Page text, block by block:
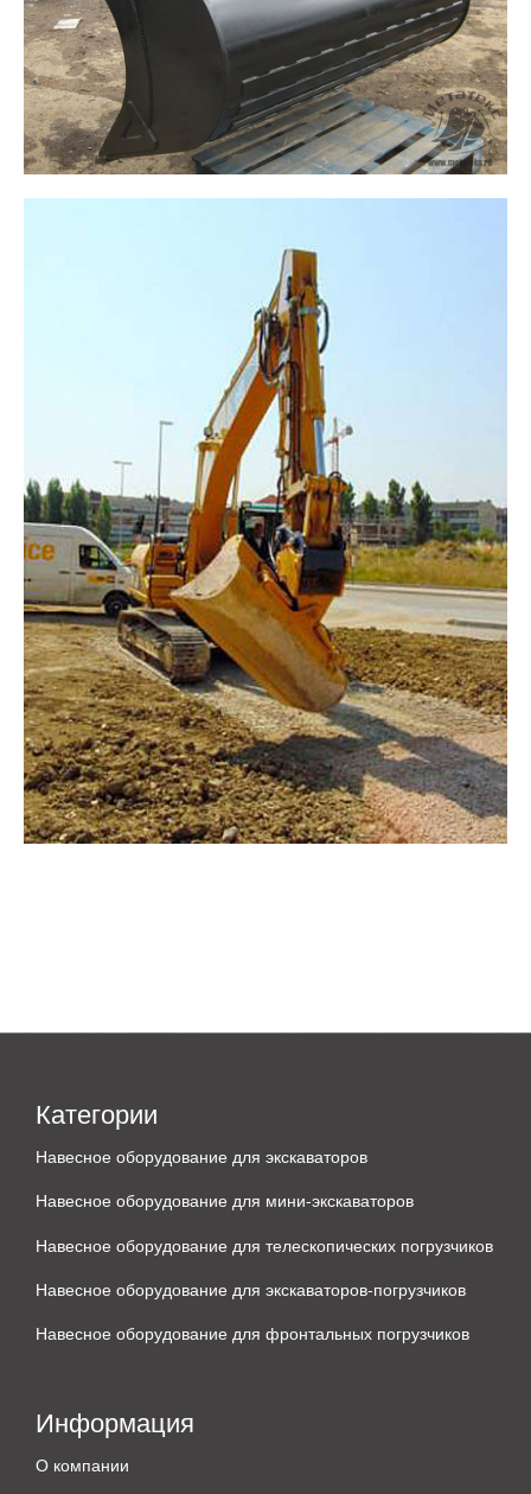
Категории
Навесное оборудование для экскаваторов
Навесное оборудование для мини-экскаваторов
Навесное оборудование для телескопических погрузчиков
Навесное оборудование для экскаваторов-погрузчиков
Навесное оборудование для фронтальных погрузчиков
Информация
О компании